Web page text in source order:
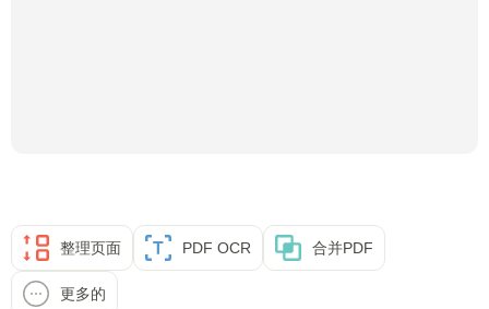
整理页面 PDF OCR 合并PDF
更多的